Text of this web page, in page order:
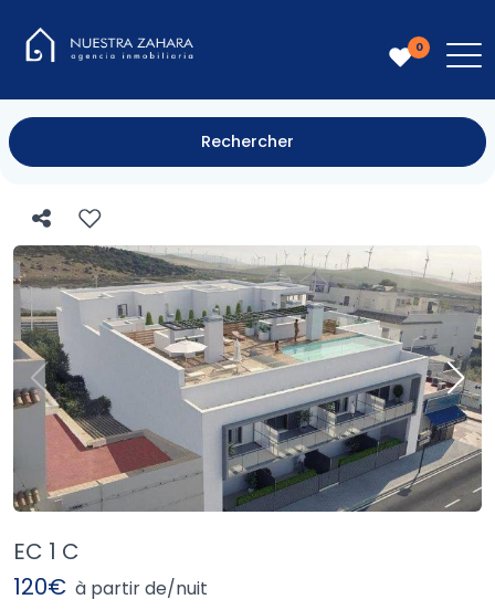
0
Rechercher
EC 1 C
120€ à partir de/nuit